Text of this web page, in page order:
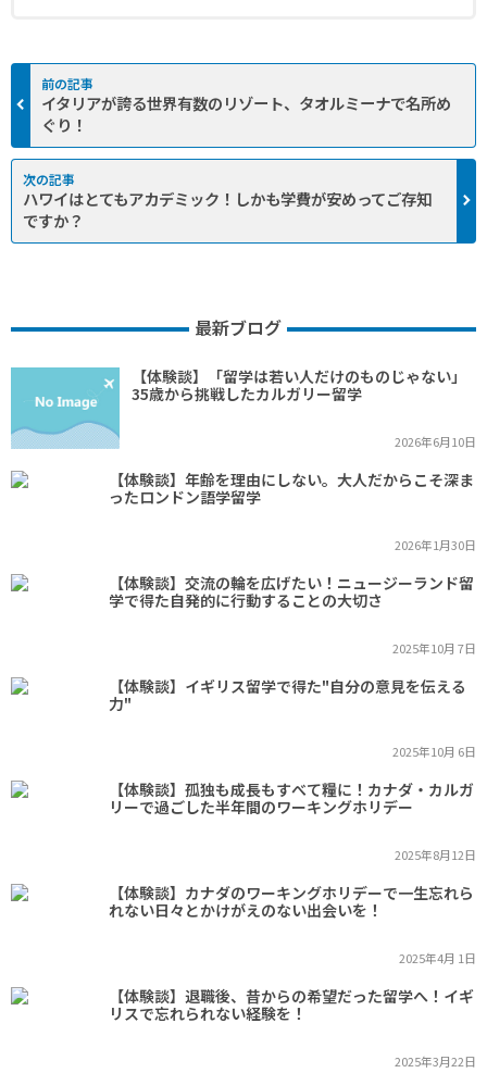
イタリアが誇る世界有数のリゾート、タオルミーナで名所め
ぐり！
ハワイはとてもアカデミック！しかも学費が安めってご存知
ですか？
最新ブログ
【体験談】「留学は若い人だけのものじゃない」
35歳から挑戦したカルガリー留学
2026年6月10日
【体験談】年齢を理由にしない。大人だからこそ深ま
ったロンドン語学留学
2026年1月30日
【体験談】交流の輪を広げたい！ニュージーランド留
学で得た自発的に行動することの大切さ
2025年10月 7日
【体験談】イギリス留学で得た"自分の意見を伝える
力"
2025年10月 6日
【体験談】孤独も成長もすべて糧に！カナダ・カルガ
リーで過ごした半年間のワーキングホリデー
2025年8月12日
【体験談】カナダのワーキングホリデーで一生忘れら
れない日々とかけがえのない出会いを！
2025年4月 1日
【体験談】退職後、昔からの希望だった留学へ！イギ
リスで忘れられない経験を！
2025年3月22日